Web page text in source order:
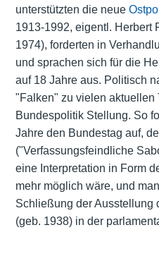
unterstützten die neue
1913-1992, eigentl. Herbert
1974), forderten in
und sprachen sich für die
auf 18 Jahre aus. Politisch
"Falken" zu vielen aktuellen
Bundespolitik Stellung. So
Jahre den Bundestag auf,
("Verfassungsfeindliche
eine Interpretation in Form
mehr möglich wäre, und
Schließung der Ausstellung
(geb. 1938) in der